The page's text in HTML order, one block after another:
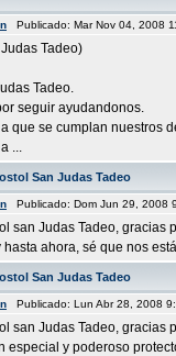
Publicado: Mar Nov 04, 2008
Tadeo)
Tadeo.
seguir ayudandonos.
que se cumplan nuestros
...
San Judas Tadeo
Publicado: Dom Jun 29,
san Judas Tadeo,
ahora, sé que nos
San Judas Tadeo
Publicado: Lun Abr 28, 2008
san Judas Tadeo,
especial y poderoso